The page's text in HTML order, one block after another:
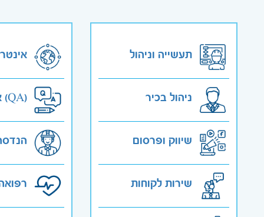
תעשייה וניהול
ניהול בכיר
שיווק ופרסום
שירות לקוחות
אבטחת איכות (QA)